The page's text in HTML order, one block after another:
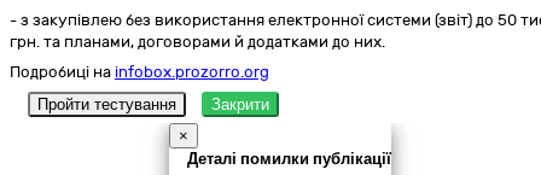
- з закупівлею без використання електронної системи (звіт) до 50
грн. та планами, договорами й додатками до них.
Подробиці на infobox.prozorro.org
Пройти тестування
Закрити
×
Деталі помилки публікації